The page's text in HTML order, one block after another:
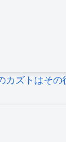
カズトはそ